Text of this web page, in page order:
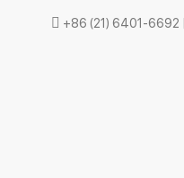
+86 (21) 6401-6692